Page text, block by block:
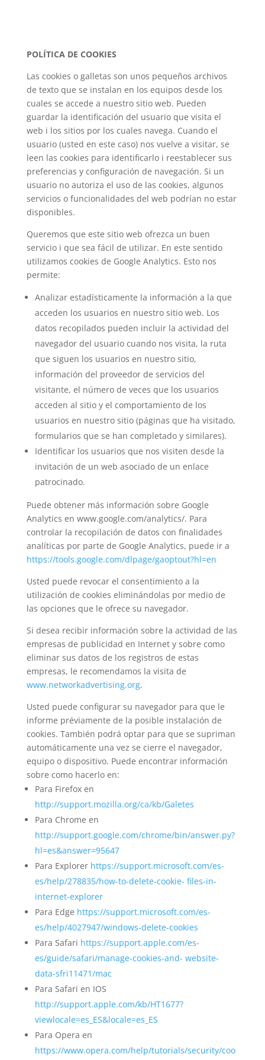
POLÍTICA DE COOKIES
Las cookies o galletas son unos pequeños archivos
de texto que se instalan en los equipos desde los
cuales se accede a nuestro sitio web. Pueden
guardar la identificación del usuario que visita el
web i los sitios por los cuales navega. Cuando el
usuario (usted en este caso) nos vuelve a visitar, se
leen las cookies para identificarlo i reestablecer sus
preferencias y configuración de navegación. Si un
usuario no autoriza el uso de las cookies, algunos
servicios o funcionalidades del web podrían no estar
disponibles.
Queremos que este sitio web ofrezca un buen
servicio i que sea fácil de utilizar. En este sentido
utilizamos cookies de Google Analytics. Esto nos
permite:
Analizar estadísticamente la información a la que
acceden los usuarios en nuestro sitio web. Los
datos recopilados pueden incluir la actividad del
navegador del usuario cuando nos visita, la ruta
que siguen los usuarios en nuestro sitio,
información del proveedor de servicios del
visitante, el número de veces que los usuarios
acceden al sitio y el comportamiento de los
usuarios en nuestro sitio (páginas que ha visitado,
formularios que se han completado y similares).
Identificar los usuarios que nos visiten desde la
invitación de un web asociado de un enlace
patrocinado.
Puede obtener más información sobre Google
Analytics en www.google.com/analytics/. Para
controlar la recopilación de datos con finalidades
analíticas por parte de Google Analytics, puede ir a
https://tools.google.com/dlpage/gaoptout?hl=en
Usted puede revocar el consentimiento a la
utilización de cookies eliminándolas por medio de
las opciones que le ofrece su navegador.
Si desea recibir información sobre la actividad de las
empresas de publicidad en Internet y sobre como
eliminar sus datos de los registros de estas
empresas, le recomendamos la visita de
www.networkadvertising.org.
Usted puede configurar su navegador para que le
informe préviamente de la posible instalación de
cookies. También podrá optar para que se supriman
automáticamente una vez se cierre el navegador,
equipo o dispositivo. Puede encontrar información
sobre como hacerlo en:
Para Firefox en
http://support.mozilla.org/ca/kb/Galetes
Para Chrome en
http://support.google.com/chrome/bin/answer.py?
hl=es&answer=95647
Para Explorer https://support.microsoft.com/es-
es/help/278835/how-to-delete-cookie- files-in-
internet-explorer
Para Edge https://support.microsoft.com/es-
es/help/4027947/windows-delete-cookies
Para Safari https://support.apple.com/es-
es/guide/safari/manage-cookies-and- website-
data-sfri11471/mac
Para Safari en IOS
http://support.apple.com/kb/HT1677?
viewlocale=es_ES&locale=es_ES
Para Opera en
https://www.opera.com/help/tutorials/security/coo